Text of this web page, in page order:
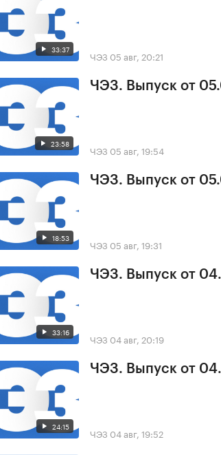
33:37 ЧЭЗ 05 авг, 20:21
23:58
ЧЭЗ. Выпуск от
ЧЭЗ 05 авг, 19:54
18:53
ЧЭЗ. Выпуск от
ЧЭЗ 05 авг, 19:31
33:16
ЧЭЗ. Выпуск от
ЧЭЗ 04 авг, 20:19
24:15
ЧЭЗ. Выпуск от
ЧЭЗ 04 авг, 19:52